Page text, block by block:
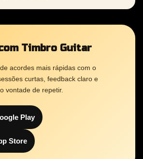
Timbro Guitar
acordes mais rápidas com o
curtas, feedback claro e
vontade de repetir.
Play
Store